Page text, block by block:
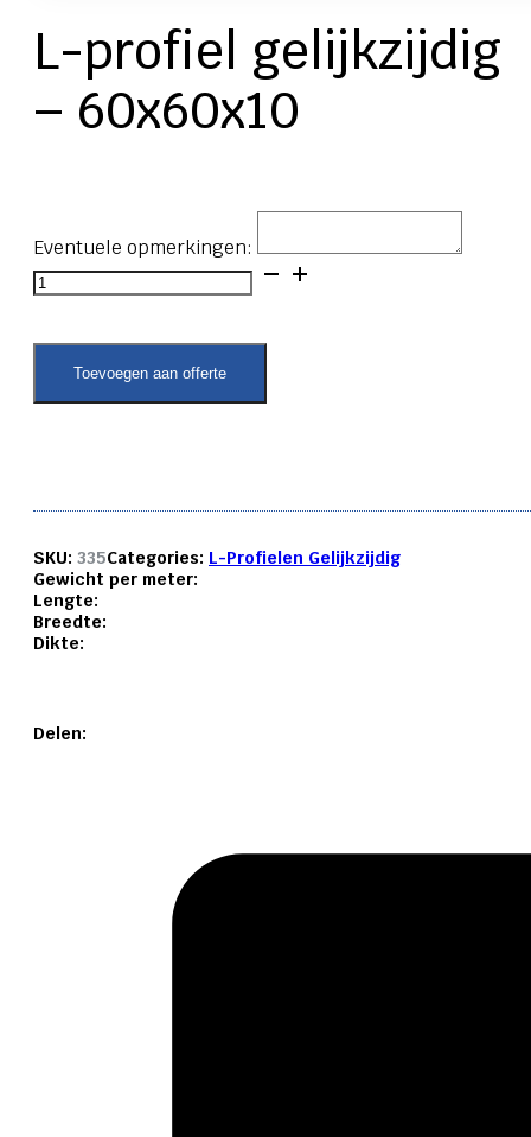
L-profiel gelijkzijdig
– 60x60x10
Eventuele opmerkingen:
L-
profiel
-
60x60x10
aantal
Toevoegen aan offerte
SKU: 335Categories: L-Profielen Gelijkzijdig
Gewicht per meter:
Lengte:
Breedte:
Dikte:
Delen: